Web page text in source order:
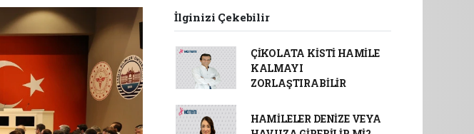
İlginizi Çekebilir
ÇİKOLATA KİSTİ HAMİLE
KALMAYI
ZORLAŞTIRABİLİR
HAMİLELER DENİZE VEYA